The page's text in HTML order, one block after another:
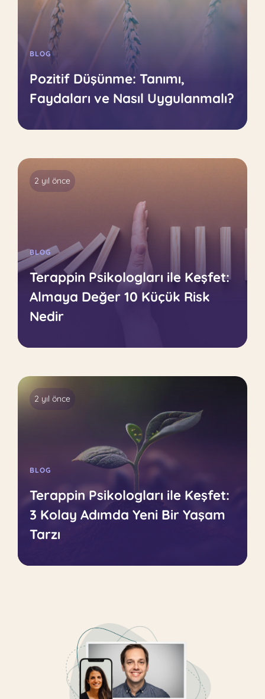
BLOG
Pozitif Düşünme: Tanımı,
Faydaları ve Nasıl Uygulanmalı?
2 yıl önce
BLOG
Terappin Psikologları ile Keşfet:
Almaya Değer 10 Küçük Risk
Nedir
2 yıl önce
BLOG
Terappin Psikologları ile Keşfet:
3 Kolay Adımda Yeni Bir Yaşam
Tarzı